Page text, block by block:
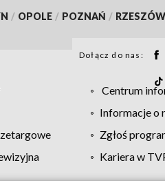
/ OPOLE / POZNAŃ / RZESZÓW
Dołącz do nas:
Centrum
Informacje o
Zgłoś
Kariera w